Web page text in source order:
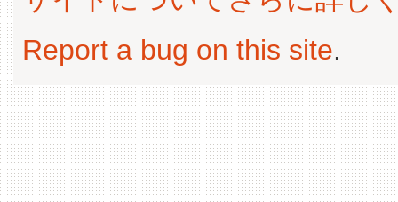
Report a bug on this site.